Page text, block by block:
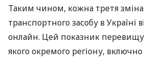
Таким чином, кожна третя
транспортного засобу в Україні
онлайн. Цей показник
якого окремого регіону,